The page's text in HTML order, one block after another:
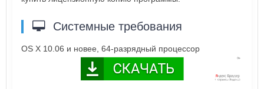
Системные требования
OS X 10.06 и новее, 64-разрядный процессор